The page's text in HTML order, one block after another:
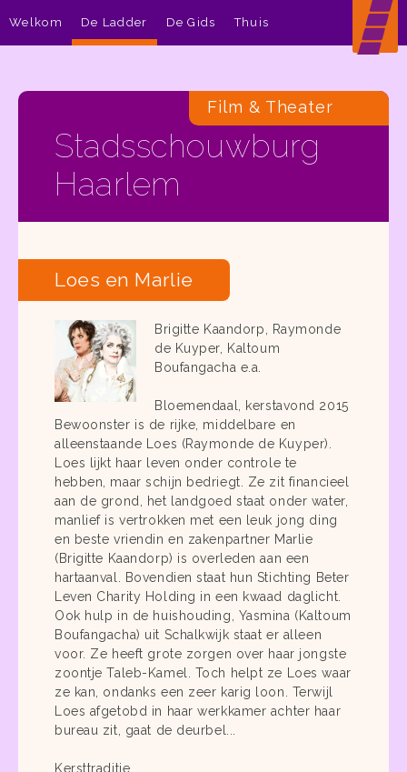
Stadsschouwburg
Haarlem
Film & Theater
Loes en Marlie
Brigitte Kaandorp, Raymonde
de Kuyper, Kaltoum
Boufangacha e.a.
Bloemendaal, kerstavond 2015
Bewoonster is de rijke, middelbare en
alleenstaande Loes (Raymonde de Kuyper).
Loes lijkt haar leven onder controle te
hebben, maar schijn bedriegt. Ze zit financieel
aan de grond, het landgoed staat onder water,
manlief is vertrokken met een leuk jong ding
en beste vriendin en zakenpartner Marlie
(Brigitte Kaandorp) is overleden aan een
hartaanval. Bovendien staat hun Stichting Beter
Leven Charity Holding in een kwaad daglicht.
Ook hulp in de huishouding, Yasmina (Kaltoum
Boufangacha) uit Schalkwijk staat er alleen
voor. Ze heeft grote zorgen over haar jongste
zoontje Taleb-Kamel. Toch helpt ze Loes waar
ze kan, ondanks een zeer karig loon. Terwijl
Loes afgetobd in haar werkkamer achter haar
bureau zit, gaat de deurbel...
Kersttraditie
Welkom De Ladder De Gids Thuis